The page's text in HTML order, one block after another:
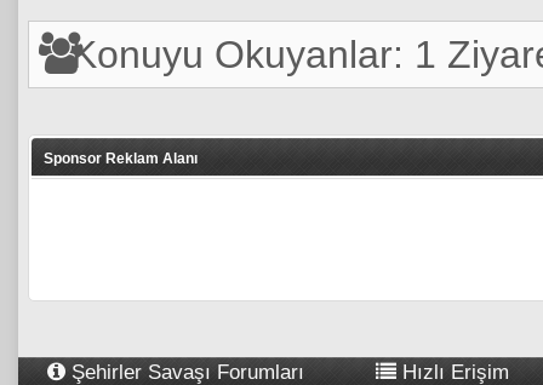
Konuyu Okuyanlar: 1
Sponsor Reklam Alanı
Şehirler Savaşı Forumları Hızlı Erişim